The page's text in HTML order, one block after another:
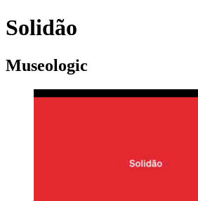
Solidão
Museologic